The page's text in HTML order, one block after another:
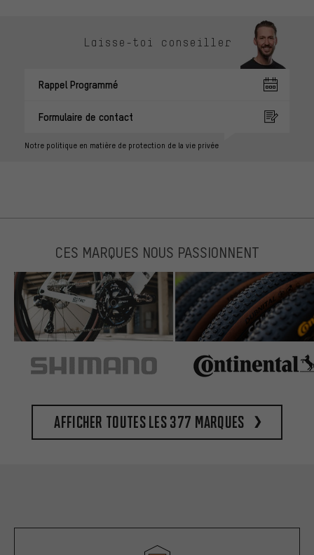
Laisse-toi conseiller
Rappel Programmé
Formulaire de contact
Notre politique en matière de protection de la vie privée
CES MARQUES NOUS PASSIONNENT
Afficher toutes les 377 marques